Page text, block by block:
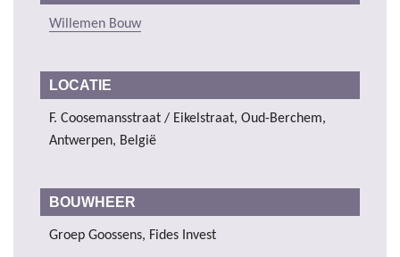
Willemen Bouw
LOCATIE
F. Coosemansstraat / Eikelstraat, Oud-Berchem,
Antwerpen, België
BOUWHEER
Groep Goossens, Fides Invest